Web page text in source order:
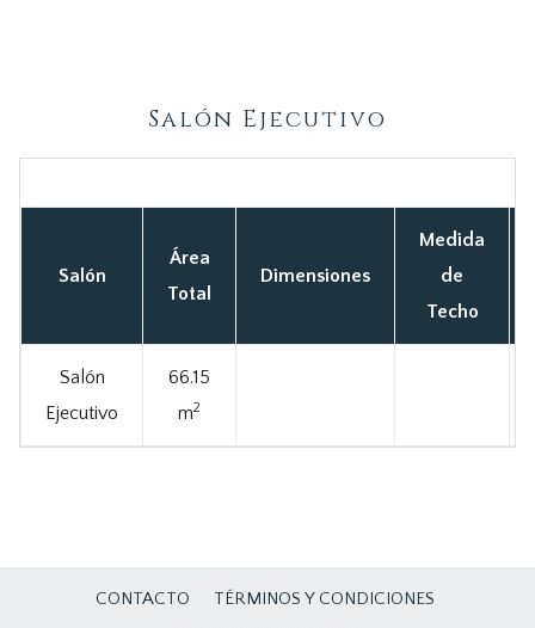
Salón Ejecutivo
Salón
Área
Total
Dimensiones
Medida
de
Techo
Salón
Ejecutivo
66.15
m2
CONTACTO
TÉRMINOS Y CONDICIONES